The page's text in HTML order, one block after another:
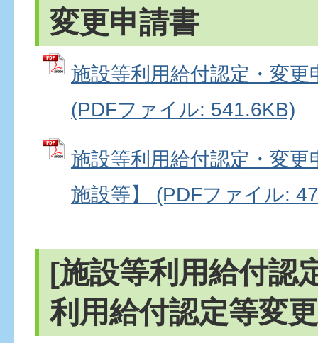
変更申請書
施設等利用給付認定・変更
(PDFファイル: 541.6KB)
施設等利用給付認定・変更
施設等】 (PDFファイル:
[施設等利用給付認
利用給付認定等変